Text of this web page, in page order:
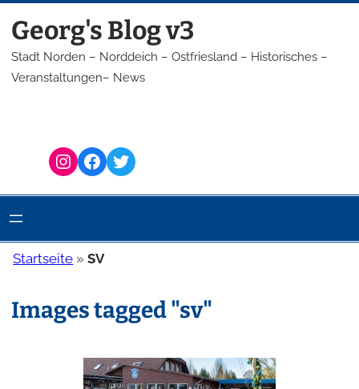
Inhalt
springen
Georg's Blog v3
Stadt Norden – Norddeich – Ostfriesland – Historisches –
Veranstaltungen– News
Instagram Facebook Twitter
Startseite »SV
Images tagged "sv"